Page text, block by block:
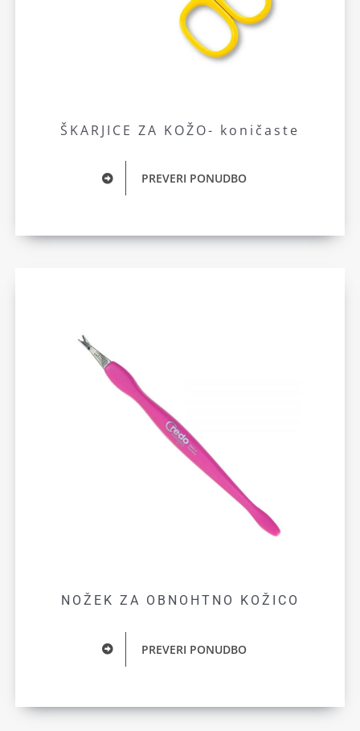
ŠKARJICE ZA KOŽO- koničaste
PREVERI PONUDBO
NOŽEK ZA OBNOHTNO KOŽICO
PREVERI PONUDBO